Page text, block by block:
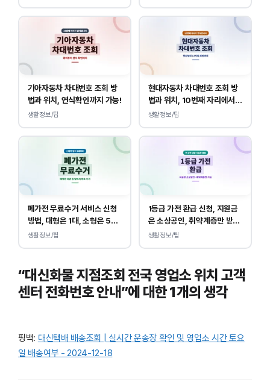
기아자동차 차대번호 조회 방
법과 위치, 연식확인까지 가능!
생활정보/팁
현대자동차 차대번호 조회 방
법과 위치, 10번째 자리에서
연식 확인!
생활정보/팁
폐가전 무료수거 서비스 신청
방법, 대형은 1대, 소형은 5개
부터 무상입니다.
생활정보/팁
1등급 가전 환급 신청, 지원금
은 소상공인, 취약계층만 받
을 수 있습니다.
생활정보/팁
“대신화물 지점조회 전국 영업소 위치 고객
센터 전화번호 안내”에 대한 1개의 생각
핑백: 대신택배 배송조회 | 실시간 운송장 확인 및 영업소 시간 토요
일 배송여부 - 2024-12-18